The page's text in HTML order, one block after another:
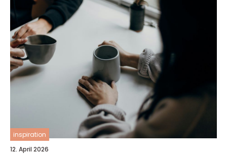
inspiration
12. April 2026